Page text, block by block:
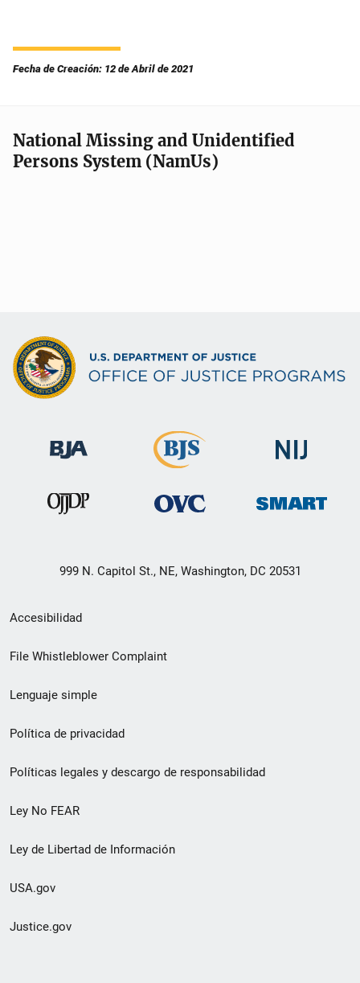
Fecha de Creación: 12 de Abril de 2021
National Missing and Unidentified
Persons System (NamUs)
999 N. Capitol St., NE, Washington, DC 20531
Menú
de
de
pie
de
página
Accesibilidad
File Whistleblower Complaint
Lenguaje simple
Política de privacidad
Políticas legales y descargo de responsabilidad
Ley No FEAR
Ley de Libertad de Información
USA.gov
Justice.gov